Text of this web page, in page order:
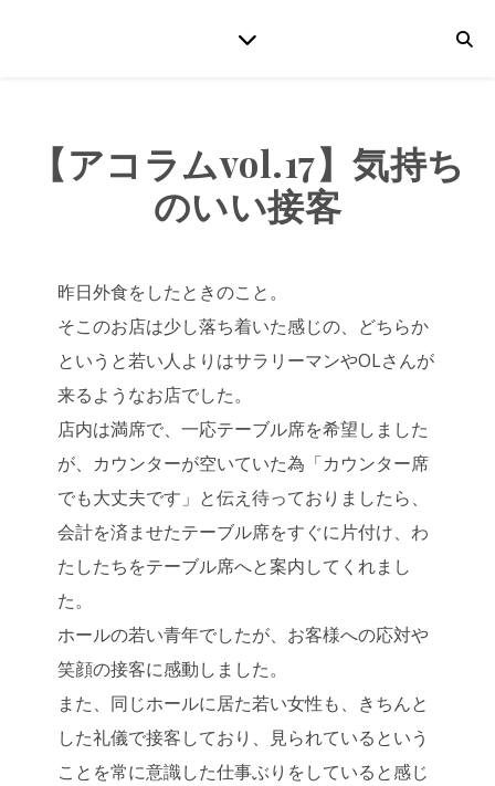
【アコラムvol.17】気持ち
のいい接客
昨日外食をしたときのこと。
そこのお店は少し落ち着いた感じの、どちらか
というと若い人よりはサラリーマンやOLさんが
来るようなお店でした。
店内は満席で、一応テーブル席を希望しました
が、カウンターが空いていた為「カウンター席
でも大丈夫です」と伝え待っておりましたら、
会計を済ませたテーブル席をすぐに片付け、わ
たしたちをテーブル席へと案内してくれまし
た。
ホールの若い青年でしたが、お客様への応対や
笑顔の接客に感動しました。
また、同じホールに居た若い女性も、きちんと
した礼儀で接客しており、見られているという
ことを常に意識した仕事ぶりをしていると感じ